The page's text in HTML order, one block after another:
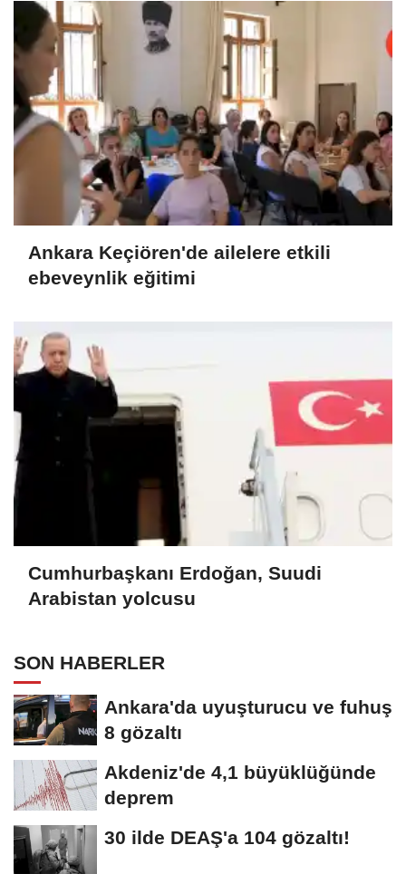
Ankara Keçiören'de ailelere etkili
ebeveynlik eğitimi
Cumhurbaşkanı Erdoğan, Suudi
Arabistan yolcusu
SON HABERLER
Ankara'da uyuşturucu ve fuhuş
8 gözaltı
Akdeniz'de 4,1 büyüklüğünde
deprem
30 ilde DEAŞ'a 104 gözaltı!